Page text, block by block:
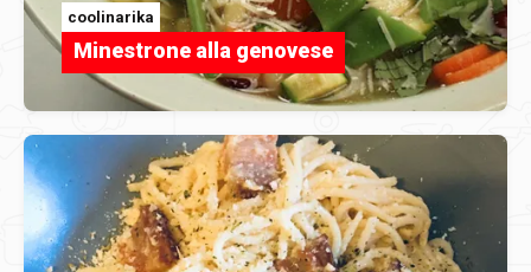
coolinarika
Minestrone alla genovese